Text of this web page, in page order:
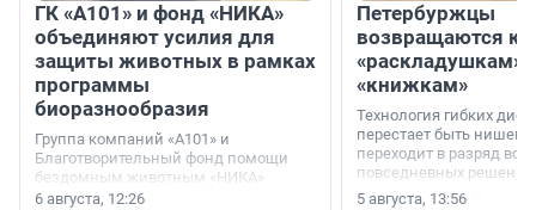
ГК «А101» и фонд «НИКА»
объединяют усилия для
защиты животных в рамках
программы
биоразнообразия
Группа компаний «А101» и
Благотворительный фонд помощи
бездомным животным «НИКА»
заключили соглашение о
6 августа, 12:26
Петербуржцы
возвращаются к
«раскладушкам»
«книжкам»
Технология гибких
перестает быть
переходит в разряд
повседневных
5 августа, 13:56